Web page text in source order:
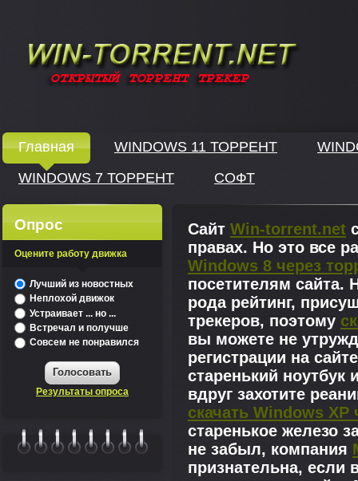
Главная WINDOWS 11 ТОРРЕНТ
WINDOWS 7 ТОРРЕНТ
СОФТ
Сайт Win-torrent.net
правах. Но это все
Windows 8 через
посетителям сайта.
рода рейтинг,
трекеров, поэтому
вы можете не
регистрации на
старенький
вдруг захотите
скачать Windows XP
старенькое железо
не забыл, компания
признательна, если
Опрос
Оцените работу движка
Лучший из новостных
Неплохой движок
Устраивает ... но ...
Встречал и получше
Совсем не понравился
Голосовать
Результаты опроса